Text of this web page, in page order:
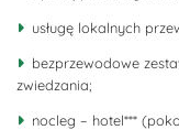
usługę lokalnych
bezprzewodowe
zwiedzania;
nocleg – hotel***